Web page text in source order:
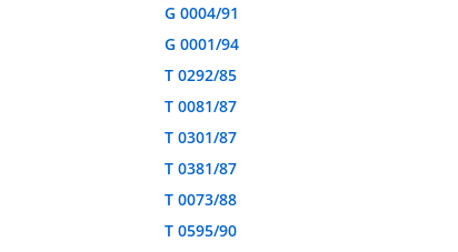
G 0004/91
G 0001/94
T 0292/85
T 0081/87
T 0301/87
T 0381/87
T 0073/88
T 0595/90